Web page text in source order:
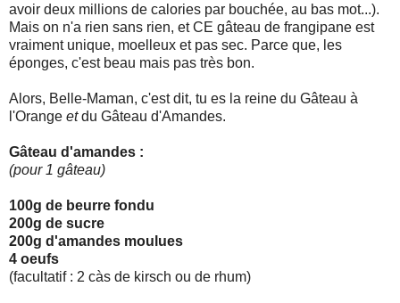
avoir deux millions de calories par bouchée, au bas mot...).
Mais on n'a rien sans rien, et CE gâteau de frangipane est
vraiment unique, moelleux et pas sec. Parce que, les
éponges, c'est beau mais pas très bon.
Alors, Belle-Maman, c'est dit, tu es la reine du Gâteau à
l'Orange etdu Gâteau d'Amandes.
Gâteau d'amandes :
(pour 1 gâteau)
100g de beurre fondu
200g de sucre
200g d'amandes moulues
4 oeufs
(facultatif : 2 càs de kirsch ou de rhum)